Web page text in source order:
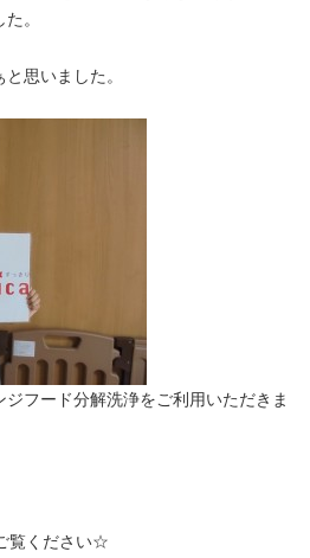
。
思いました。
フード分解洗浄をご利用いただきま
覧ください☆